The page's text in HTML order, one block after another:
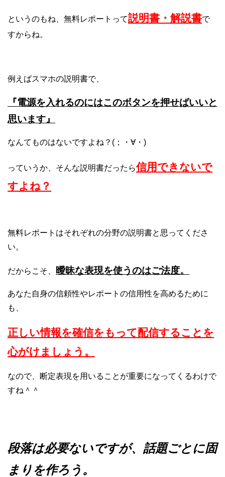
というのもね、無料レポートって説明書・解説書で
すからね。
例えばスマホの説明書で、
『電源を入れるのにはこのボタンを押せばいいと
思います』
なんてものはないですよね？(；・∀・)
っていうか、そんな説明書だったら信用できないで
すよね？
無料レポートはそれぞれの分野の説明書と思ってくださ
い。
だからこそ、 曖昧な表現を使うのはご法度。
あなた自身の信頼性やレポートの信用性を高めるために
も、
正しい情報を確信をもって配信することを
心がけましょう。
なので、断定表現を用いることが重要になってくるわけで
すね＾＾
段落は必要ないですが、話題ごとに固
まりを作ろう。